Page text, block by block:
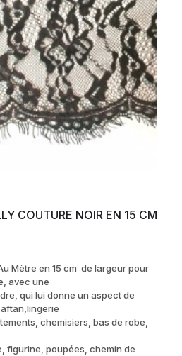
COUTURE NOIR EN 15 CM
Mètre en 15 cm de largeur pour
avec une
qui lui donne un aspect de
chemisiers, bas de robe,
figurine, poupées, chemin de